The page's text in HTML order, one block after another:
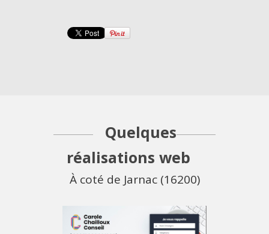
Quelques
réalisations web
À coté de Jarnac (16200)